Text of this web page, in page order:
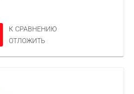
К СРАВНЕНИЮ
ОТЛОЖИТЬ